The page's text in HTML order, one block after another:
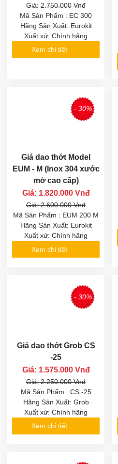
Giá: 2.750.000 Vnđ
Mã Sản Phẩm : EC 300
Hãng Sản Xuất: Eurokit
Xuất xứ: Chính hãng
Xem chi tiết
- 30%
Giá dao thớt Model
EUM - M (Inox 304 xước
mờ cao cấp)
Giá: 1.820.000 Vnđ
Giá: 2.600.000 Vnđ
Mã Sản Phẩm : EUM 200 M
Hãng Sản Xuất: Eurokit
Xuất xứ: Chính hãng
Xem chi tiết
- 30%
Giá dao thớt Grob CS
-25
Giá: 1.575.000 Vnđ
Giá: 2.250.000 Vnđ
Mã Sản Phẩm : CS -25
Hãng Sản Xuất: Grob
Xuất xứ: Chính hãng
Xem chi tiết